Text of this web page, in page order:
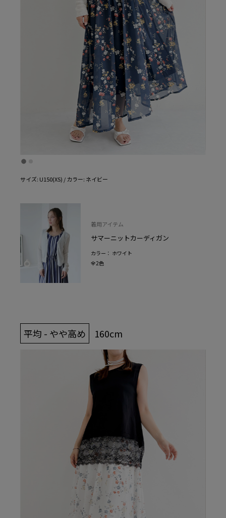
サイズ: U150(XS) / カラー: ネイビー
着用アイテム
サマーニットカーディガン
カラー： ホワイト
全2色
平均 - やや高め 160cm